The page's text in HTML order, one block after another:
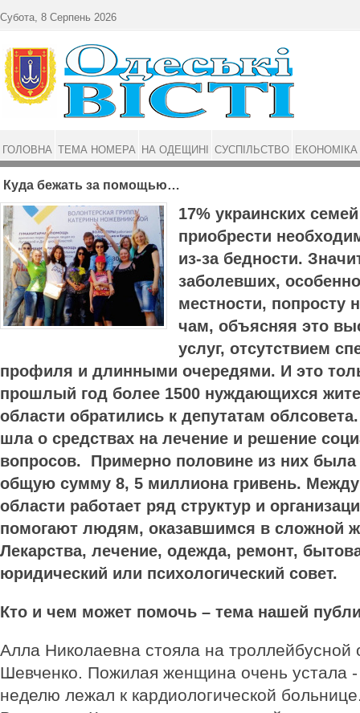
Куда бежать за помощью…
17% украинских
приобрести
из-за бедности.
заболевших,
местности, по­п­росту
чам, объясняя это
услуг, отсутствием
профиля и длинными очередями. И это
прошлый год более 1500 нуждающихся
области обратились к депутатам
шла о средствах на лечение и решение
вопросов. При­­мерно половине из них
общую сумму 8, 5 миллиона гривень.
области работает ряд структур и
помогают людям, ока­завшимся в сложной
Ле­­­­­­­кар­­ства, лечение, одеж­да, ремонт,
юридический или психологический совет.
Кто и чем может помочь – тема нашей
Алла Николаевна стояла на троллейбусной
Шевченко. Пожилая женщина очень устала
неделю лежал к кардиологической
Субота, 8 Серпень 2026
ГОЛОВНА ТЕМА НОМЕРА НА ОДЕЩИНІ СУСПІЛЬСТВО ЕКОНОМІКА